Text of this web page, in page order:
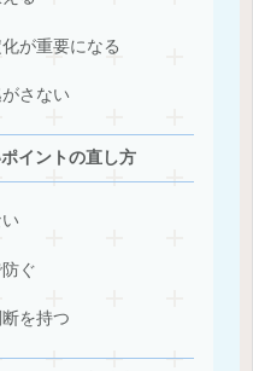
が重要になる
さない
イントの直し方
ぐ
を持つ